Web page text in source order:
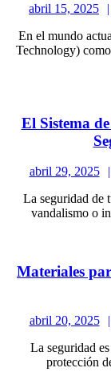
abril 15, 2025
En el mundo
Technology)
El Sistema
abril 29, 2025
La seguridad de
vandalismo o
Materiales
abril 20, 2025
La seguridad
protección